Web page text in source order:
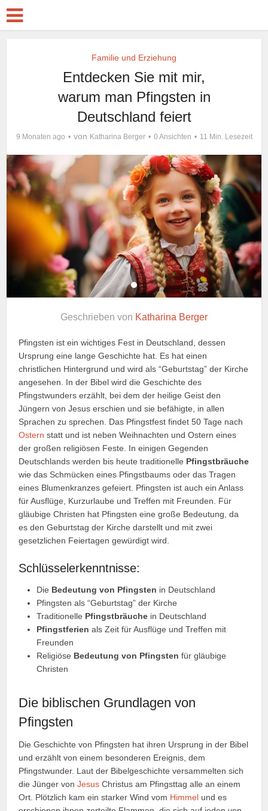
Familie und Erziehung
Entdecken Sie mit mir,
warum man Pfingsten in
Deutschland feiert
9 Monaten ago von Katharina Berger 0 Ansichten 11 Min. Lesezeit
Geschrieben von Katharina Berger
Pfingsten ist ein wichtiges Fest in Deutschland, dessen
Ursprung eine lange Geschichte hat. Es hat einen
christlichen Hintergrund und wird als “Geburtstag” der Kirche
angesehen. In der Bibel wird die Geschichte des
Pfingstwunders erzählt, bei dem der heilige Geist den
Jüngern von Jesus erschien und sie befähigte, in allen
Sprachen zu sprechen. Das Pfingstfest findet 50 Tage nach
Ostern statt und ist neben Weihnachten und Ostern eines
der großen religiösen Feste. In einigen Gegenden
Deutschlands werden bis heute traditionelle Pfingstbräuche
wie das Schmücken eines Pfingstbaums oder das Tragen
eines Blumenkranzes gefeiert. Pfingsten ist auch ein Anlass
für Ausflüge, Kurzurlaube und Treffen mit Freunden. Für
gläubige Christen hat Pfingsten eine große Bedeutung, da
es den Geburtstag der Kirche darstellt und mit zwei
gesetzlichen Feiertagen gewürdigt wird.
Schlüsselerkenntnisse:
Die Bedeutung von Pfingsten in Deutschland
Pfingsten als “Geburtstag” der Kirche
Traditionelle Pfingstbräuche in Deutschland
Pfingstferien als Zeit für Ausflüge und Treffen mit
Freunden
Religiöse Bedeutung von Pfingsten für gläubige
Christen
Die biblischen Grundlagen von
Pfingsten
Die Geschichte von Pfingsten hat ihren Ursprung in der Bibel
und erzählt von einem besonderen Ereignis, dem
Pfingstwunder. Laut der Bibelgeschichte versammelten sich
die Jünger vonJesus Christus am Pfingsttag alle an einem
Ort. Plötzlich kam ein starker Wind vom Himmel und es